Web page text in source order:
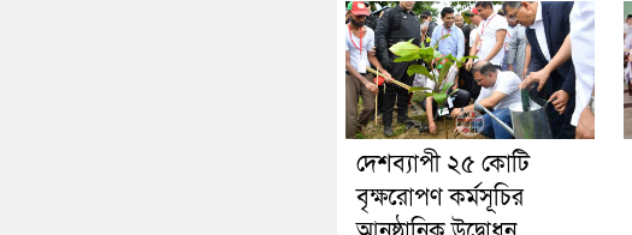
দেশব্যাপী ২৫ কোটি
বৃক্ষরোপণ কর্মসূচির